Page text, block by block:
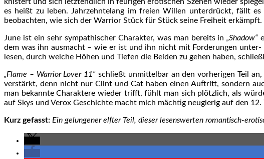
es heißt zu leben. Jahrzehntelang im freien Willen unterdrückt, fällt
beobachten, wie sich der Warrior Stück für Stück seine Freiheit
June ist ein sehr sympathischer Charakter, was man bereits in „Shadow“
dem was ihn ausmacht – wie er ist und ihn nicht mit Forderungen
lesen, durch welche Höhen und Tiefen die Beiden zu gehen haben,
„Flame – Warrior Lover 11“ schließt unmittelbar an den vorherigen Teil
verstärkt, denn nicht nur Clint und Cat haben einen Auftritt, sondern
man bekannte Charaktere wieder trifft, fühlt man sich plötzlich, als
auf Skys und Verox Geschichte macht mich mächtig neugierig auf den 12.
Kurz gefasst: Ein gelungener elfter Teil, dieser lesenswerten romantisch-